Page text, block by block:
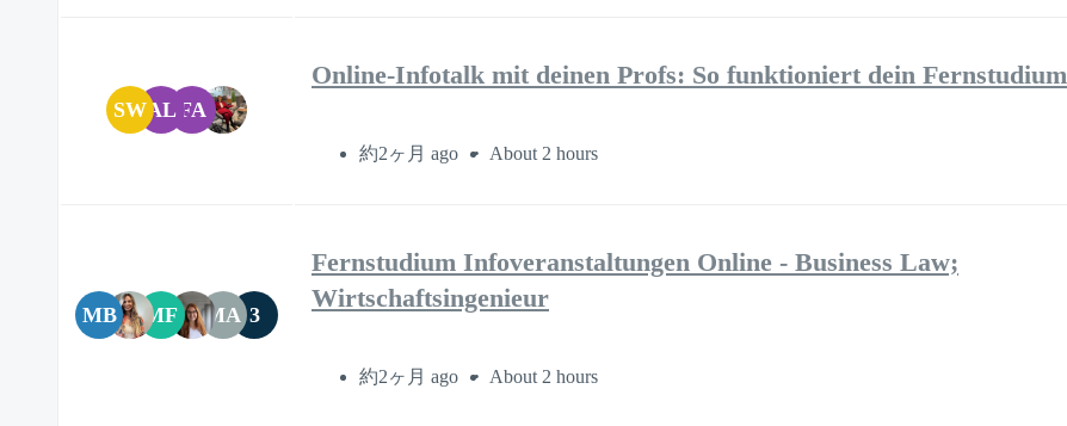
SWAL FA
Online-Infotalk mit deinen Profs: So funktioniert dein Fernstudium
約2ヶ月 ago About 2 hours
MB MF MA 3
Fernstudium Infoveranstaltungen Online - Business Law;
Wirtschaftsingenieur
約2ヶ月 ago About 2 hours